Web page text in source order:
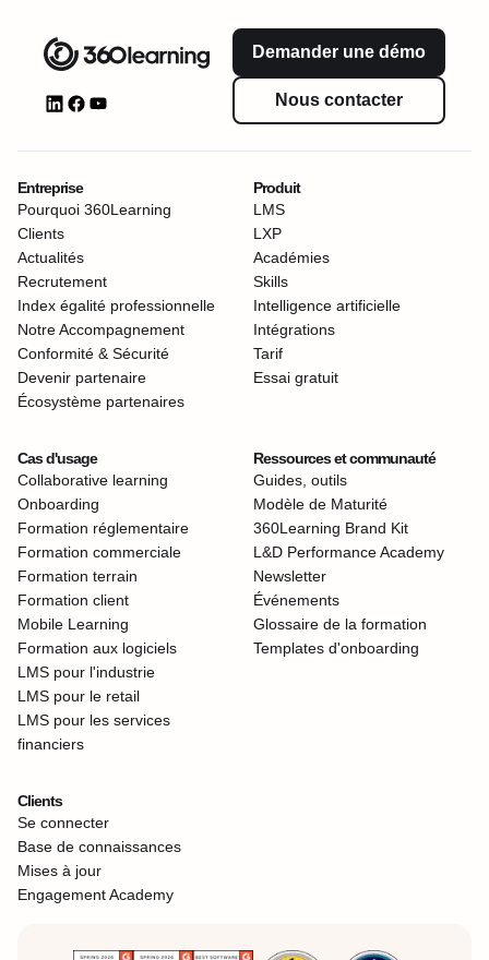
Demander une démo
Nous contacter
Entreprise
Pourquoi 360Learning
Clients
Actualités
Recrutement
Index égalité professionnelle
Notre Accompagnement
Conformité & Sécurité
Devenir partenaire
Écosystème partenaires
Produit
LMS
LXP
Académies
Skills
Intelligence artificielle
Intégrations
Tarif
Essai gratuit
Cas d'usage
Collaborative learning
Onboarding
Formation réglementaire
Formation commerciale
Formation terrain
Formation client
Mobile Learning
Formation aux logiciels
LMS pour l'industrie
LMS pour le retail
LMS pour les services
financiers
Ressources et communauté
Guides, outils
Modèle de Maturité
360Learning Brand Kit
L&D Performance Academy
Newsletter
Événements
Glossaire de la formation
Templates d'onboarding
Clients
Se connecter
Base de connaissances
Mises à jour
Engagement Academy